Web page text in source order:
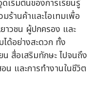
เริ่มต้นของการเรียนรู้
ร้านค้าและไอเทมเพื่อ
าวชน ผู้ปกครอง และ
ด้อย่างสะดวก ทั้ง
สื่อเสริมทักษะ ไปจนถึง
น และการทำงานในชีวิต